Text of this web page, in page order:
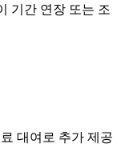
기간 연장 또는 조
대여로 추가 제공